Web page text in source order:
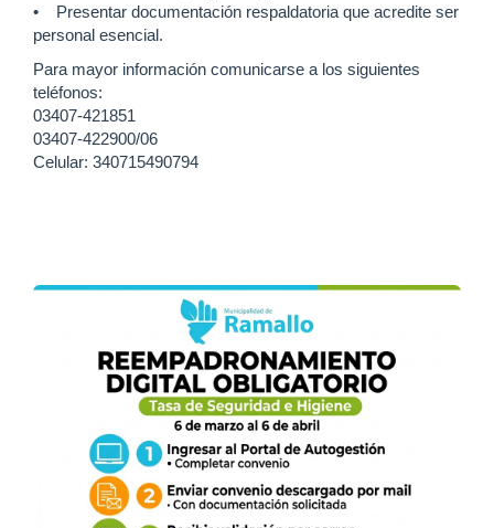
• Presentar documentación respaldatoria que acredite ser
personal esencial.
Para mayor información comunicarse a los siguientes
teléfonos:
03407-421851
03407-422900/06
Celular: 340715490794